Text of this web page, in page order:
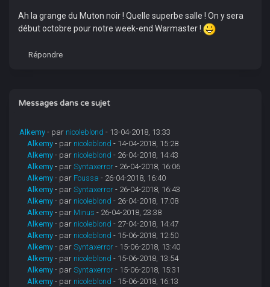
Ah la grange du Muton noir ! Quelle superbe salle ! On y sera
début octobre pour notre week-end Warmaster !
Répondre
Messages dans ce sujet
Alkemy - par nicoleblond - 13-04-2018, 13:33
Alkemy - par nicoleblond - 14-04-2018, 15:28
Alkemy - par nicoleblond - 26-04-2018, 14:43
Alkemy - parSyntaxerror - 26-04-2018, 16:06
Alkemy - par Foussa - 26-04-2018, 16:40
Alkemy - parSyntaxerror - 26-04-2018, 16:43
Alkemy - par nicoleblond - 26-04-2018, 17:08
Alkemy - par Minus - 26-04-2018, 23:38
Alkemy - par nicoleblond - 27-04-2018, 14:47
Alkemy - par nicoleblond - 15-06-2018, 12:50
Alkemy - parSyntaxerror - 15-06-2018, 13:40
Alkemy - par nicoleblond - 15-06-2018, 13:54
Alkemy - parSyntaxerror - 15-06-2018, 15:31
Alkemy - par nicoleblond - 15-06-2018, 16:13